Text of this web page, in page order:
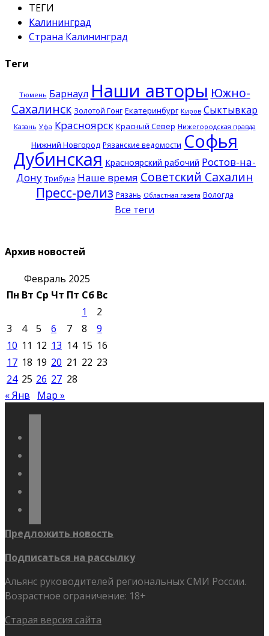
ТЕГИ
Калининград
Страна Калининград
Теги
Тюмень Барнаул Наши авторы Южно-
Сахалинск Золотой Гонг Екатеринбург Киров Сыктывкар
Казань Уфа Красноярск Красный Север Нижегородская правда
Нижний Новгород Рязанские ведомости Софья
Дубинская Красноярский рабочий Ростов-на-
Дону Трибуна Наше время Советский Сахалин
Пресс-релиз Рязань Областная газета Вологда
Все теги
Архив новостей
Февраль 2025
Пн Вт Ср Чт Пт Сб Вс
1
2
3
4 5 6 7 8
9
10 11 12 13 14 15 16
17 18 19 20 21 22 23
24 25 26 27 28
« Янв
Мар »
Предложить новость
Подписаться на рассылку
Альянс руководителей региональных СМИ России.
Возрастное ограничение: 18+
Старая версия сайта